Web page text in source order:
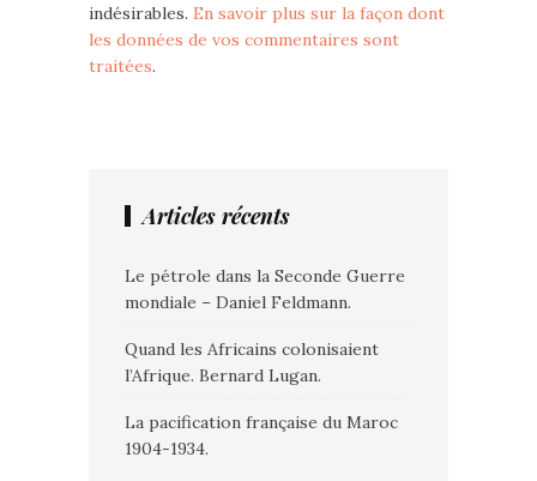
indésirables. En savoir plus sur la façon dont
les données de vos commentaires sont
traitées.
Articles récents
Le pétrole dans la Seconde Guerre
mondiale – Daniel Feldmann.
Quand les Africains colonisaient
l’Afrique. Bernard Lugan.
La pacification française du Maroc
1904-1934.